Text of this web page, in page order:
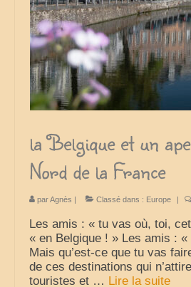
nos sorties classées par
Parcs d’attractions et
Circuits vacances d’été
Europe
Nos voyages classés par
Monde
Archives
Liens Favoris
Amis Blogueurs
la Belgique et un
Nord de la France
parAgnès | Classé dans : Europe |
Les amis : « tu vas où, toi,
« en Belgique ! » Les amis : «
Mais qu’est-ce que tu vas
de ces destinations qui
touristes et … Lire la suite­­